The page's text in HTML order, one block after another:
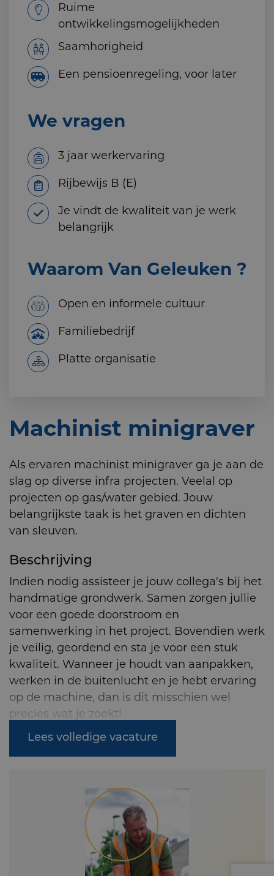
Ruime
ontwikkelingsmogelijkheden
Saamhorigheid
Een pensioenregeling, voor later
We vragen
3 jaar werkervaring
Rijbewijs B (E)
Je vindt de kwaliteit van je werk
belangrijk
Waarom Van Geleuken ?
Open en informele cultuur
Familiebedrijf
Platte organisatie
Machinist minigraver
Als ervaren machinist minigraver ga je aan de
slag op diverse infra projecten. Veelal op
projecten op gas/water gebied. Jouw
belangrijkste taak is het graven en dichten
van sleuven.
Beschrijving
Indien nodig assisteer je jouw collega's bij het
handmatige grondwerk. Samen zorgen jullie
voor een goede doorstroom en
samenwerking in het project. Bovendien werk
je veilig, geordend en sta je voor een stuk
kwaliteit. Wanneer je houdt van aanpakken,
werken in de buitenlucht en je hebt ervaring
op de machine, dan is dit misschien wel
precies wat je zoekt!
Wat bieden wij
binnen een hecht team. Uiteraard krijg je een
goed salaris en daarnaast de beste
begeleiding, zodat je maximaal de kans krijgt
om te groeien in je vakgebied. Een vast
contract en diverse loopbaanpaden behoren
Lees volledige vacature